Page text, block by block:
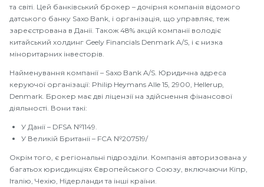
та світі. Цей банківський брокер – дочірня компанія відомого
датського банку Saxo Bank, і організація, що управляє, теж
зареєстрована в Данії. Також 48% акцій компанії володіє
китайський холдинг Geely Financials Denmark A/S, і є низка
міноритарних інвесторів.
Найменування компанії – Saxo Bank A/S. Юридична адреса
керуючої організації: Philip Heymans Alle 15, 2900, Hellerup,
Denmark. Брокер має дві ліцензії на здійснення фінансової
діяльності. Вони такі:
У Данії – DFSA №1149.
У Великій Британії – FCA №207519/
Окрім того, є регіональні підрозділи. Компанія авторизована у
багатьох юрисдикціях Європейського Союзу, включаючи Кіпр,
Італію, Чехію, Нідерланди та інші країни.